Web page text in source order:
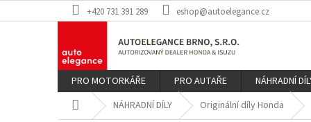
na
+420 731 391 289 eshop@autoelegance.cz
PRO MOTORKÁŘE PRO AUTAŘE NÁHRADNÍ
Domů NÁHRADNÍ DÍLY Originální díly Honda